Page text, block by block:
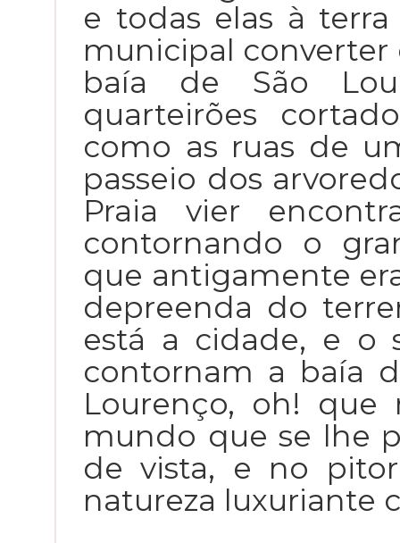
e todas elas à
municipal converter
baía de São
quarteirões
como as ruas de
passeio dos
Praia vier
contornando o
que antigamente
depreenda do
está a cidade, e o
contornam a baía
Lourenço, oh! que
mundo que se lhe
de vista, e no
natureza luxuriante